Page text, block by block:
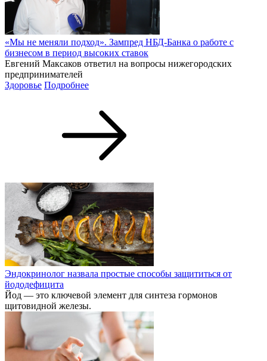
«Мы не меняли подход». Зампред НБД-Банка о работе с
бизнесом в период высоких ставок
Евгений Максаков ответил на вопросы нижегородских
предпринимателей
Здоровье Подробнее
Эндокринолог назвала простые способы защититься от
йододефицита
Йод — это ключевой элемент для синтеза гормонов
щитовидной железы.